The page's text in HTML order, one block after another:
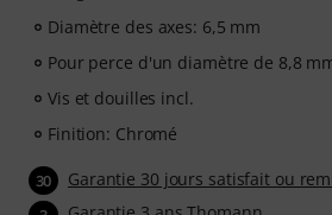
Diamètre des axes: 6,5 mm
Pour perce d'un diamètre de 8,8
Vis et douilles incl.
Finition: Chromé
30 Garantie 30 jours satisfait ou